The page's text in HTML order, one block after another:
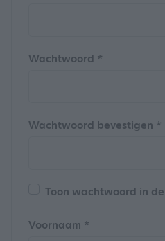
Wachtwoord *
Wachtwoord bevestigen *
Toon wachtwoord in
Voornaam *